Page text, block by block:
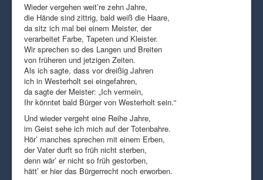
Wieder vergehen weit’re zehn Jahre,
die Hände sind zittrig, bald weiß die Haare,
da sitz ich mal bei einem Meister, der
verarbeitet Farbe, Tapeten und Kleister.
Wir sprechen so des Langen und Breiten
von früheren und jetzigen Zeiten.
Als ich sagte, dass vor dreißig Jahren
ich in Westerholt sei eingefahren,
da sagte der Meister: „Ich vermein,
Ihr könntet bald Bürger von Westerholt sein.“
Und wieder vergeht eine Reihe Jahre,
im Geist sehe ich mich auf der Totenbahre.
Hör’ manches sprechen mit einem Erben,
der Vater durft so früh nicht sterben,
denn wär’ er nicht so früh gestorben,
hätt’ er hier das Bürgerrecht noch erworben.